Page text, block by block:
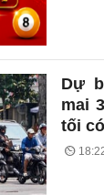
Dự
mai
tối